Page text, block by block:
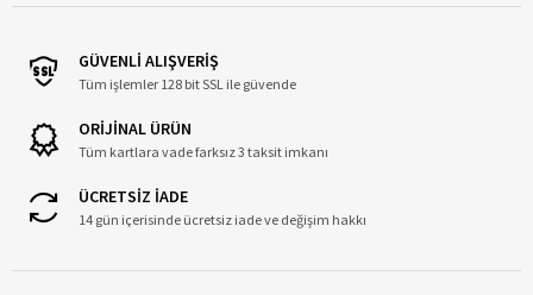
GÜVENLİ ALIŞVERİŞ
Tüm işlemler 128 bit SSL ile güvende
ORİJİNAL ÜRÜN
Tüm kartlara vade farksız 3 taksit imkanı
ÜCRETSİZ İADE
14 gün içerisinde ücretsiz iade ve değişim hakkı